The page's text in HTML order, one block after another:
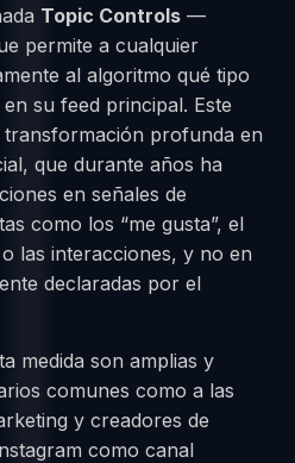
Topic Controls —
permite a cualquier
al algoritmo qué tipo
su feed principal. Este
profunda en
que durante años ha
en señales de
como los “me gusta”, el
las interacciones, y no en
declaradas por el
medida son amplias y
comunes como a las
y creadores de
como canal